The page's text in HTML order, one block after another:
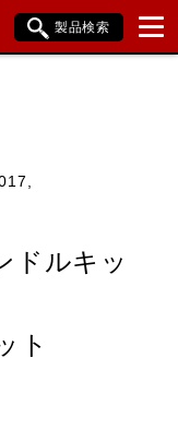
製品検索
ドルキッ
ト